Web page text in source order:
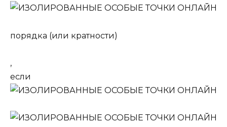
порядка (или кратности)
,
если